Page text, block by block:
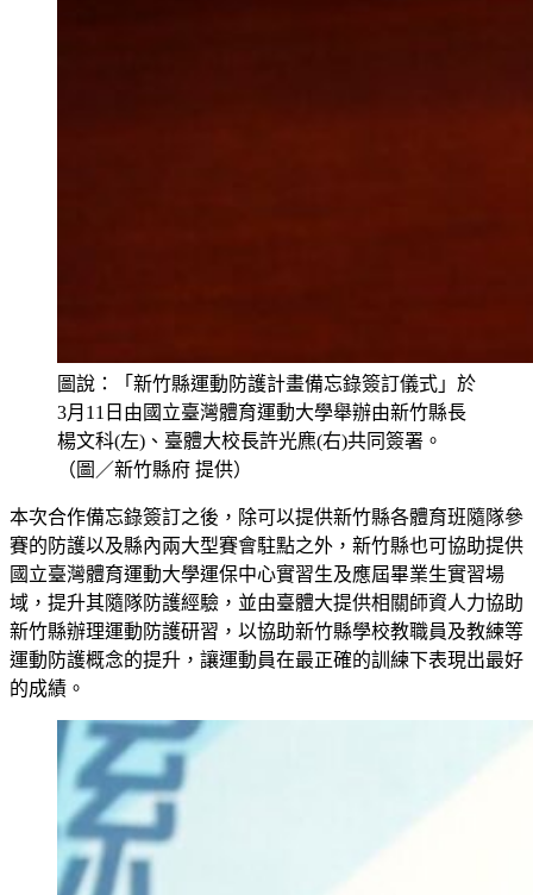
圖說：「新竹縣運動防護計畫備忘錄簽訂儀式」於
3月11日由國立臺灣體育運動大學舉辦由新竹縣長
楊文科(左)、臺體大校長許光麃(右)共同簽署。
（圖／新竹縣府 提供）
本次合作備忘錄簽訂之後，除可以提供新竹縣各體育班隨隊參
賽的防護以及縣內兩大型賽會駐點之外，新竹縣也可協助提供
國立臺灣體育運動大學運保中心實習生及應屆畢業生實習場
域，提升其隨隊防護經驗，並由臺體大提供相關師資人力協助
新竹縣辦理運動防護研習，以協助新竹縣學校教職員及教練等
運動防護概念的提升，讓運動員在最正確的訓練下表現出最好
的成績。